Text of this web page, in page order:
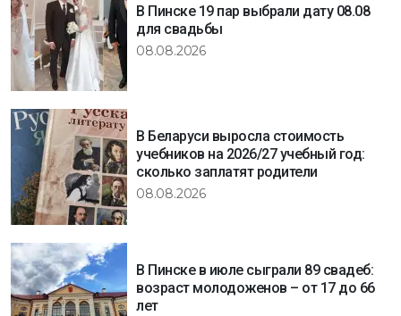
В Пинске 19 пар выбрали дату 08.08
для свадьбы
08.08.2026
В Беларуси выросла стоимость
учебников на 2026/27 учебный год:
сколько заплатят родители
08.08.2026
В Пинске в июле сыграли 89 свадеб:
возраст молодоженов – от 17 до 66
лет